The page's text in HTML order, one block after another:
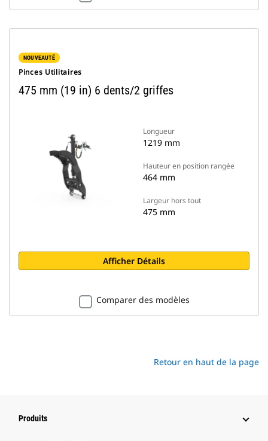
NOUVEAUTÉ
Pinces Utilitaires
475 mm (19 in) 6 dents/2 griffes
Longueur
1219 mm
Hauteur en position rangée
464 mm
Largeur hors tout
475 mm
Afficher Détails
Comparer des modèles
Retour en haut de la page
Produits